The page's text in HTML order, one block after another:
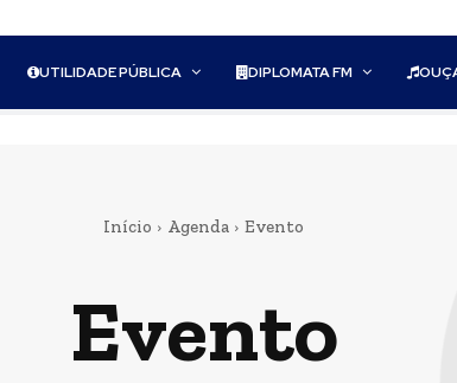
UTILIDADE PÚBLICA DIPLOMATA FM
Início Agenda Evento
Evento